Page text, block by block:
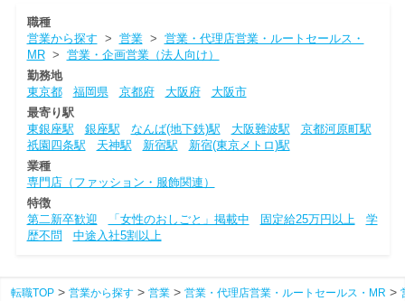
職種
営業から探す > 営業> 営業・代理店営業・ルートセールス・
MR> 営業・企画営業（法人向け）
勤務地
東京都
福岡県 京都府 大阪府
大阪市
最寄り駅
東銀座駅
銀座駅 なんば(地下鉄)駅 大阪難波駅
京都河原町駅
祇園四条駅
天神駅 新宿駅
新宿(東京メトロ)駅
業種
専門店（ファッション・服飾関連）
特徴
第二新卒歓迎
「女性のおしごと」掲載中 固定給25万円以上
学
歴不問
中途入社5割以上
転職TOP 営業から探す 営業 営業・代理店営業・ルートセールス・MR